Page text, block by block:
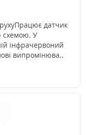
датчик
схемою. У
інфрачервоний
випромінюва..